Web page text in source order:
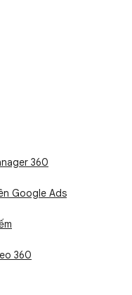
360
Google Ads
360